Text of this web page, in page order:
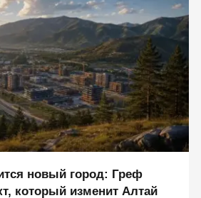
новый город: Греф
который изменит Алтай